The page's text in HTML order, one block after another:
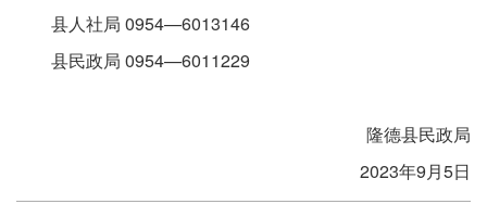
县人社局 0954—6013146
县民政局 0954—6011229
隆德县民政局
2023年9月5日